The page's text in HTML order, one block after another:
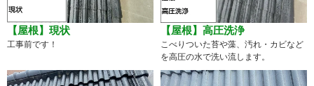
【屋根】現状
工事前です！
【屋根】高圧洗浄
こべりついた苔や藻、汚れ・カビなど
を高圧の水で洗い流します。